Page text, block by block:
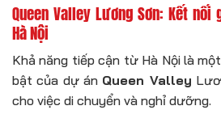
Queen Valley Lương Sơn: Kết
Hà Nội
Khả năng tiếp cận từ Hà Nội là
bật của dự án Queen Valley
cho việc di chuyển và nghỉ dưỡng.